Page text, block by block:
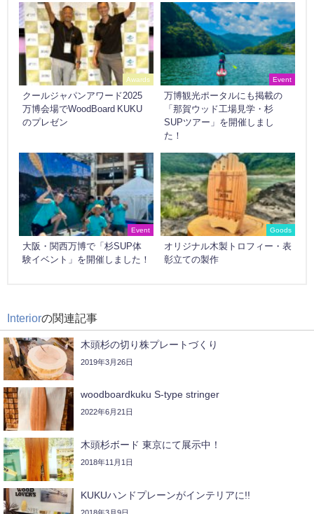
Awards
クールジャパンアワード2025
万博会場でWoodBoard KUKU
のプレゼン
Event
万博観光ポータルにも掲載の
「那賀ウッド工場見学・杉
SUPツアー」を開催しまし
た！
Event
大阪・関西万博で「杉SUP体
験イベント」を開催しました！
Goods
オリジナル木製トロフィー・表
彰立ての製作
Interiorの関連記事
木頭杉の切り株プレートづくり
2019年3月26日
woodboardkuku S-type stringer
2022年6月21日
木頭杉ボード 東京にて展示中！
2018年11月1日
KUKUハンドプレーンがインテリアに!!